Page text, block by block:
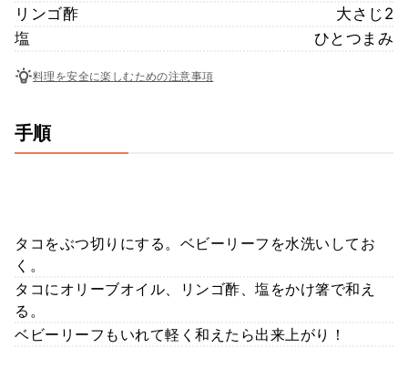
リンゴ酢
大さじ2
塩
ひとつまみ
料理を安全に楽しむための注意事項
手順
タコをぶつ切りにする。ベビーリーフを水洗いしてお
く。
タコにオリーブオイル、リンゴ酢、塩をかけ箸で和え
る。
ベビーリーフもいれて軽く和えたら出来上がり！